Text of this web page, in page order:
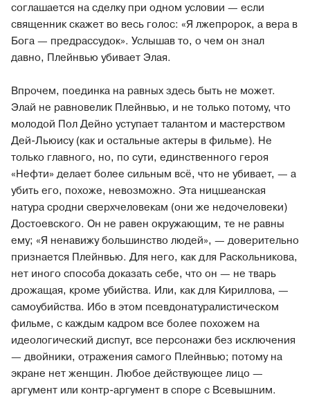
соглашается на сделку при одном условии — если
священник скажет во весь голос: «Я лжепророк, а вера в
Бога — предрассудок». Услышав то, о чем он знал
давно, Плейнвью убивает Элая.
Впрочем, поединка на равных здесь быть не может.
Элай не равновелик Плейнвью, и не только потому, что
молодой Пол Дейно уступает талантом и мастерством
Дей-Льюису (как и остальные актеры в фильме). Не
только главного, но, по сути, единственного героя
«Нефти» делает более сильным всё, что не убивает, — а
убить его, похоже, невозможно. Эта ницшеанская
натура сродни сверхчеловекам (они же недочеловеки)
Достоевского. Он не равен окружающим, те не равны
ему; «Я ненавижу большинство людей», — доверительно
признается Плейнвью. Для него, как для Раскольникова,
нет иного способа доказать себе, что он — не тварь
дрожащая, кроме убийства. Или, как для Кириллова, —
самоубийства. Ибо в этом псевдонатуралистическом
фильме, с каждым кадром все более похожем на
идеологический диспут, все персонажи без исключения
— двойники, отражения самого Плейнвью; потому на
экране нет женщин. Любое действующее лицо —
аргумент или контр-аргумент в споре с Всевышним.